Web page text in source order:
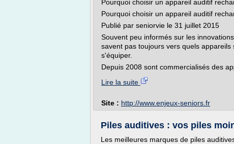
Pourquoi choisir un appareil auditif
Pourquoi choisir un appareil auditif
Publié par seniorvie le 31 juillet 2015
Souvent peu informés sur les
savent pas toujours vers quels
s'équiper.
Depuis 2008 sont commercialisés des
Lire la suite
Site : http://www.enjeux-seniors.fr
Piles auditives : vos piles
Les meilleures marques de piles